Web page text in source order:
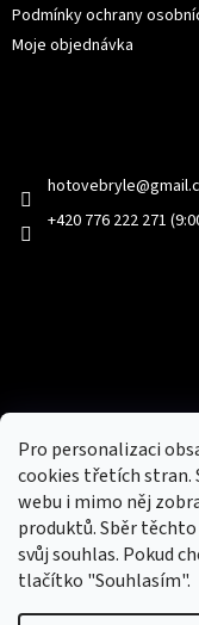
Pro personalizaci
cookies třetích stran.
webu i mimo něj
produktů. Sběr
svůj souhlas. Pokud
tlačítko "Souhlasím".
Podmínky ochrany
Moje objednávka
hotovebryle@
+420 776 222 271
Nový obchod s